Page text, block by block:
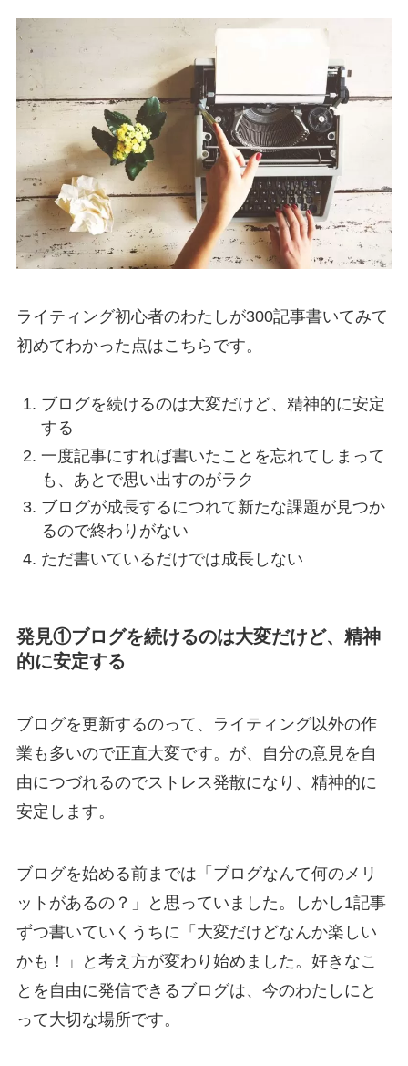
ライティング初心者のわたしが300記事書いてみて
初めてわかった点はこちらです。
ブログを続けるのは大変だけど、精神的に安定
する
一度記事にすれば書いたことを忘れてしまって
も、あとで思い出すのがラク
ブログが成長するにつれて新たな課題が見つか
るので終わりがない
ただ書いているだけでは成長しない
発見①ブログを続けるのは大変だけど、精神
的に安定する
ブログを更新するのって、ライティング以外の作
業も多いので正直大変です。が、自分の意見を自
由につづれるのでストレス発散になり、精神的に
安定します。
ブログを始める前までは「ブログなんて何のメリ
ットがあるの？」と思っていました。しかし1記事
ずつ書いていくうちに「大変だけどなんか楽しい
かも！」と考え方が変わり始めました。好きなこ
とを自由に発信できるブログは、今のわたしにと
って大切な場所です。